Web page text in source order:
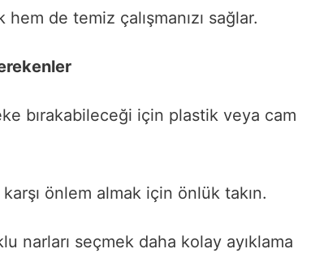
de temiz çalışmanızı sağlar.
bırakabileceği için plastik veya cam
karşı önlem almak için önlük takın.
narları seçmek daha kolay ayıklama